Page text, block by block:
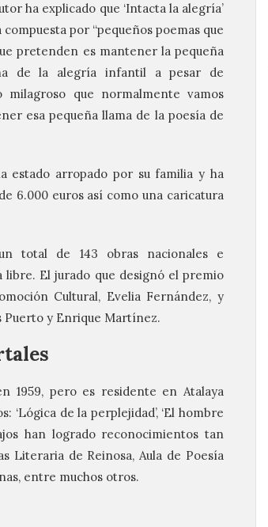
ha explicado que ‘Intacta la alegría’
compuesta por “pequeños poemas que
pretenden es mantener la pequeña
de la alegría infantil a pesar de
que normalmente vamos
esa pequeña llama de la poesía de
estado arropado por su familia y ha
6.000 euros así como una caricatura
total de 143 obras nacionales e
El jurado que designó el premio
Cultural, Evelia Fernández, y
Puerto y Enrique Martínez.
1959, pero es residente en Atalaya
de la perplejidad’, ‘El hombre
han logrado reconocimientos tan
Literaria de Reinosa, Aula de Poesía
entre muchos otros.